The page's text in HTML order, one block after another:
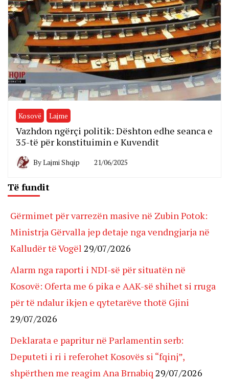
Kosovë Lajme
Vazhdon ngërçi politik: Dështon edhe seanca e
35-të për konstituimin e Kuvendit
ByLajmi Shqip 21/06/2025
Të fundit
Gërmimet për varrezën masive në Zubin Potok:
Ministrja Gërvalla jep detaje nga vendngjarja në
Kalludër të Vogël 29/07/2026
Alarm nga raporti i NDI-së për situatën në
Kosovë: Oferta me 6 pika e AAK-së shihet si rruga
për të ndalur ikjen e qytetarëve thotë Gjini
29/07/2026
Deklarata e papritur në Parlamentin serb:
Deputeti i ri i referohet Kosovës si “fqinj”,
shpërthen me reagim Ana Brnabiq 29/07/2026